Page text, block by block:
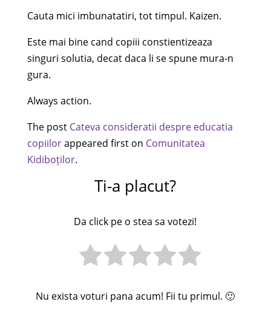
Cauta mici imbunatatiri, tot timpul. Kaizen.
Este mai bine cand copiii constientizeaza
singuri solutia, decat daca li se spune mura-n
gura.
Always action.
The post Cateva consideratii despre educatia
copiilorappeared first on Comunitatea
Kidiboților.
Ti-a placut?
Da click pe o stea sa votezi!
Nu exista voturi pana acum! Fii tu primul. 🙂